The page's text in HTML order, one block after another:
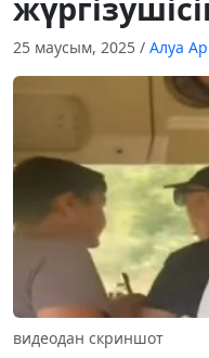
25 маусым, 2025 / Алуа
видеодан скриншот